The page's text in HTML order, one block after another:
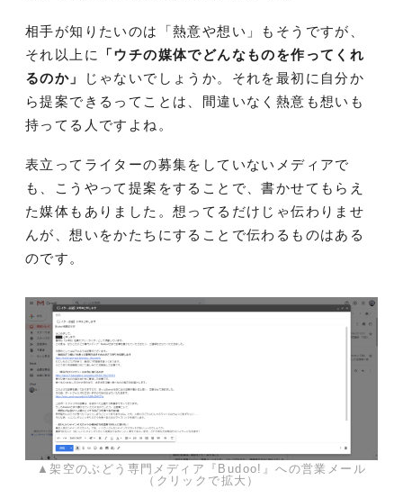
相手が知りたいのは「熱意や想い」もそうですが、
それ以上に
「ウチの媒体でどんなものを作ってくれ
るのか」
じゃないでしょうか。それを最初に自分か
ら提案できるってことは、間違いなく熱意も想いも
持ってる人ですよね。
表立ってライターの募集をしていないメディアで
も、こうやって提案をすることで、書かせてもらえ
た媒体もありました。想ってるだけじゃ伝わりませ
んが、想いをかたちにすることで伝わるものはある
のです。
▲架空のぶどう専門メディア『Budoo!』への営業メール
（クリックで拡大）